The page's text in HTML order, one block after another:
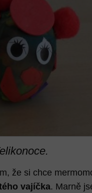
že si chce
vajíčka. Marně